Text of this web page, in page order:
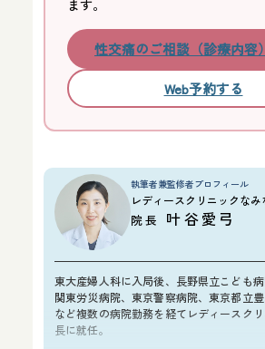
ます。
性交痛のご相談（診療内容
Web予約する
執筆者兼監修者プロフィール
レディースクリニックなみ
院長 叶谷愛弓
東大産婦人科に入局後、長野県立こども病
関東労災病院、東京警察病院、東京都立
など複数の病院勤務を経てレディースク
長に就任。